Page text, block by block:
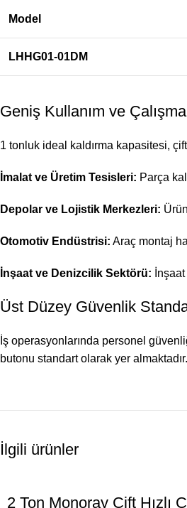
Model
LHHG01-01DM
Geniş Kullanım ve
1 tonluk ideal kaldırma kapasitesi,
İmalat ve Üretim Tesisleri: Parça
Depolar ve Lojistik Merkezleri:
Otomotiv Endüstrisi: Araç montaj
İnşaat ve Denizcilik Sektörü:
Üst Düzey Güvenlik
İş operasyonlarında personel
butonu standart olarak yer
İlgili ürünler
2 Ton Monoray Çift Hızlı